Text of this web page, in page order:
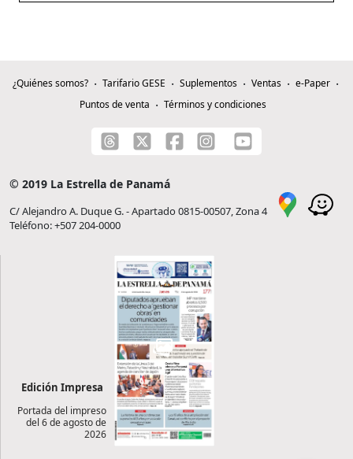
¿Quiénes somos? Tarifario GESE Suplementos Ventas
e-Paper
Puntos de venta
Términos y condiciones
© 2019 La Estrella de Panamá
C/ Alejandro A. Duque G. - Apartado 0815-00507, Zona 4
Teléfono: +507 204-0000
Edición Impresa
Portada del impreso
del 6 de agosto de
2026